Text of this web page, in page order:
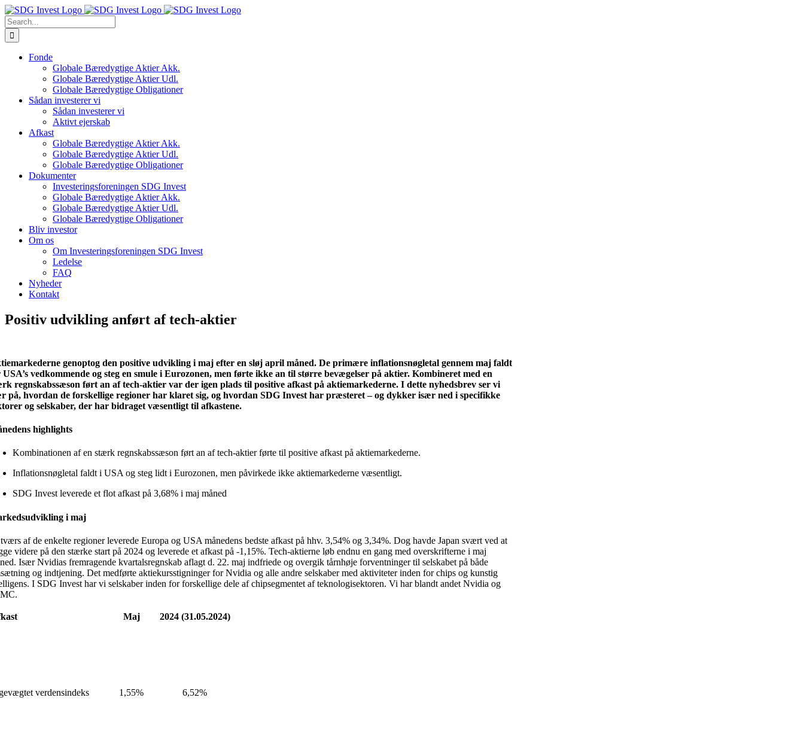
Skip
to
content
Search
for:
Fonde
Globale Bæredygtige Aktier Akk.
Globale Bæredygtige Aktier Udl.
Globale Bæredygtige Obligationer
Sådan investerer vi
Sådan investerer vi
Aktivt ejerskab
Afkast
Globale Bæredygtige Aktier Akk.
Globale Bæredygtige Aktier Udl.
Globale Bæredygtige Obligationer
Dokumenter
Investeringsforeningen SDG Invest
Globale Bæredygtige Aktier Akk.
Globale Bæredygtige Aktier Udl.
Globale Bæredygtige Obligationer
Bliv investor
Om os
Om Investeringsforeningen SDG Invest
Ledelse
FAQ
Nyheder
Kontakt
Positiv udvikling anført af tech-aktier
genoptog den positive udvikling i maj efter en sløj april måned. De primære inflationsnøgletal gennem maj faldt
USA’s vedkommende og steg en smule i Eurozonen, men førte ikke an til større bevægelser på aktier. Kombineret med en
regnskabssæson ført an af tech-aktier var der igen plads til positive afkast på aktiemarkederne. I dette nyhedsbrev ser vi
på, hvordan de forskellige regioner har klaret sig, og hvordan SDG Invest har præsteret – og dykker især ned i specifikke
og selskaber, der har bidraget væsentligt til afkastene.
highlights
Kombinationen af en stærk regnskabssæson ført an af tech-aktier førte til positive afkast på aktiemarkederne.
Inflationsnøgletal faldt i USA og steg lidt i Eurozonen, men påvirkede ikke aktiemarkederne væsentligt.
SDG Invest leverede et flot afkast på 3,68% i maj måned
i maj
af de enkelte regioner leverede Europa og USA månedens bedste afkast på hhv. 3,54% og 3,34%. Dog havde Japan svært ved at
videre på den stærke start på 2024 og leverede et afkast på -1,15%. Tech-aktierne løb endnu en gang med overskrifterne i maj
Især Nvidias fremragende kvartalsregnskab aflagt d. 22. maj indfriede og overgik tårnhøje forventninger til selskabet på både
og indtjening. Det medførte aktiekursstigninger for Nvidia og alle andre selskaber med aktiviteter inden for chips og kunstig
I SDG Invest har vi selskaber inden for forskellige dele af chipsegmentet af teknologisektoren. Vi har blandt andet Nvidia og
Maj 2024 (31.05.2024)
verdensindeks 1,55% 6,52%